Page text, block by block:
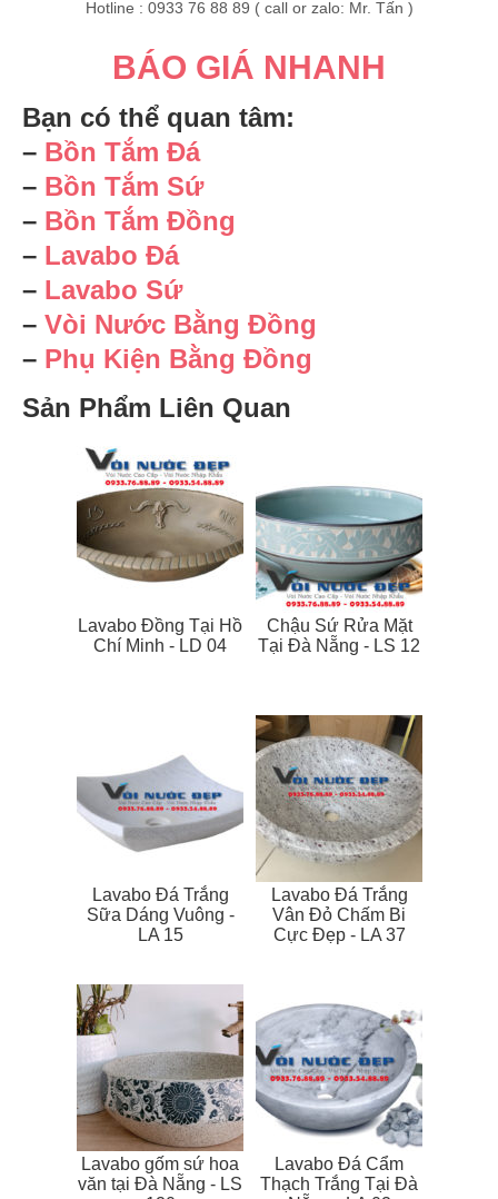
Hotline : 0933 76 88 89 ( call or zalo: Mr. Tấn )
BÁO GIÁ NHANH
Bạn có thể quan tâm:
– Bồn Tắm Đá
– Bồn Tắm Sứ
– Bồn Tắm Đồng
– Lavabo Đá
– Lavabo Sứ
– Vòi Nước Bằng Đồng
– Phụ Kiện Bằng Đồng
Sản Phẩm Liên Quan
Lavabo Đồng Tại Hồ
Chí Minh - LD 04
Chậu Sứ Rửa Mặt
Tại Đà Nẵng - LS 12
Lavabo Đá Trắng
Sữa Dáng Vuông -
LA 15
Lavabo Đá Trắng
Vân Đỏ Chấm Bi
Cực Đẹp - LA 37
Lavabo gốm sứ hoa
văn tại Đà Nẵng - LS
Lavabo Đá Cẩm
Thạch Trắng Tại Đà